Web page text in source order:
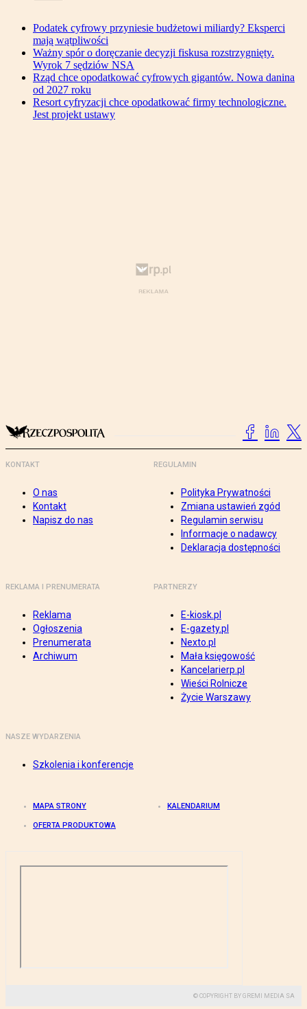
Podatek cyfrowy przyniesie budżetowi miliardy? Eksperci
mają wątpliwości
Ważny spór o doręczanie decyzji fiskusa rozstrzygnięty.
Wyrok 7 sędziów NSA
Rząd chce opodatkować cyfrowych gigantów. Nowa danina
od 2027 roku
Resort cyfryzacji chce opodatkować firmy technologiczne.
Jest projekt ustawy
KONTAKT
O nas
Kontakt
Napisz do nas
REGULAMIN
Polityka Prywatności
Zmiana ustawień zgód
Regulamin serwisu
Informacje o nadawcy
Deklaracja dostępności
REKLAMA I PRENUMERATA
Reklama
Ogłoszenia
Prenumerata
Archiwum
PARTNERZY
E-kiosk.pl
E-gazety.pl
Nexto.pl
Mała księgowość
Kancelarierp.pl
Wieści Rolnicze
Życie Warszawy
NASZE WYDARZENIA
Szkolenia i konferencje
MAPA STRONY KALENDARIUM
OFERTA PRODUKTOWA
© COPYRIGHT BY GREMI MEDIA SA